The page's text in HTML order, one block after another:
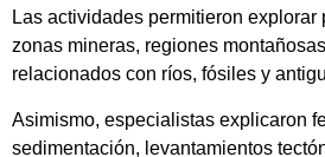
Las actividades permitieron
zonas mineras, regiones
relacionados con ríos, fósiles y
Asimismo, especialistas explicaron
sedimentación, levantamientos